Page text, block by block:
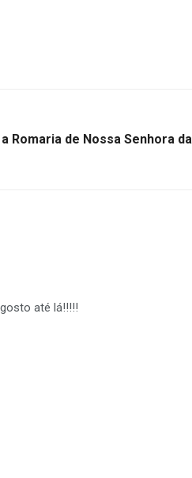
Romaria de Nossa Senhora da
até lá!!!!!